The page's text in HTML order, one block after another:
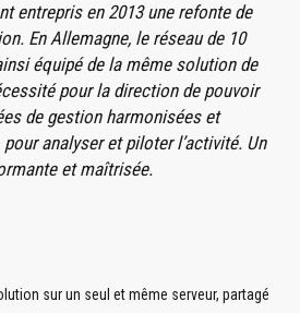
entrepris en 2013 une refonte de
En Allemagne, le réseau de 10
équipé de la même solution de
pour la direction de pouvoir
de gestion harmonisées et
analyser et piloter l’activité. Un
et maîtrisée.
sur un seul et même serveur, partagé